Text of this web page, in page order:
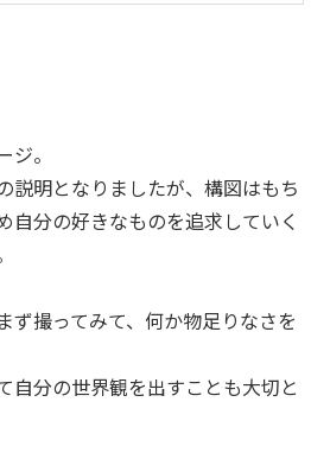
。
説明となりましたが、構図はもち
自分の好きなものを追求していく
ず撮ってみて、何か物足りなさを
自分の世界観を出すことも大切と